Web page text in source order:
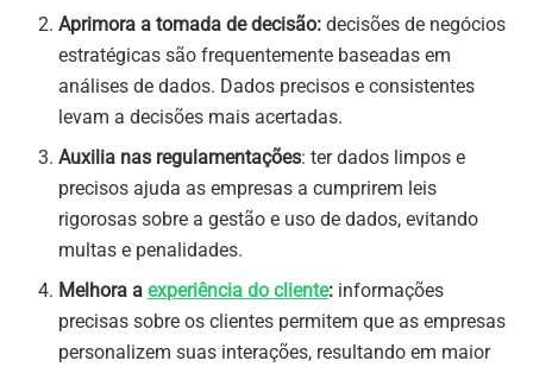
Aprimora a tomada de decisão:decisões de negócios
estratégicas são frequentemente baseadas em
análises de dados. Dados precisos e consistentes
levam a decisões mais acertadas.
Auxilia nas regulamentações: ter dados limpos e
precisos ajuda as empresas a cumprirem leis
rigorosas sobre a gestão e uso de dados, evitando
multas e penalidades.
Melhora aexperiência do cliente: informações
precisas sobre os clientes permitem que as empresas
personalizem suas interações, resultando em maior